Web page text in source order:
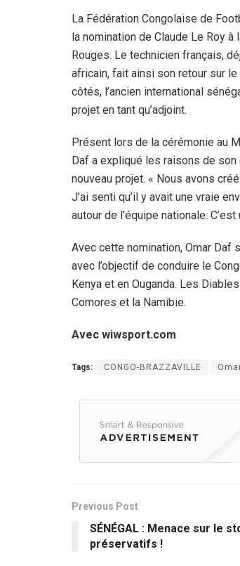
La Fédération Congolaise de
la nomination de Claude Le Roy
Rouges. Le technicien français,
africain, fait ainsi son retour sur
côtés, l’ancien international
projet en tant qu’adjoint.
Présent lors de la cérémonie au
Daf a expliqué les raisons de son
nouveau projet. « Nous avons
J’ai senti qu’il y avait une vraie
autour de l’équipe nationale.
Avec cette nomination, Omar Daf
avec l’objectif de conduire le
Kenya et en Ouganda. Les
Comores et la Namibie.
Avec wiwsport.com
Tags: CONGO-BRAZZAVILLE
Previous Post
SÉNÉGAL : Menace sur le
préservatifs !